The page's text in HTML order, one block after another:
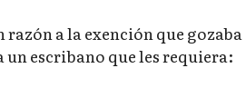
a la exención que gozaba
escribano que les requiera: